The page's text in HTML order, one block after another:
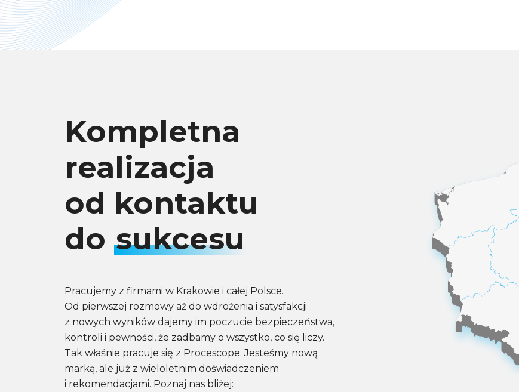
Kompletna
realizacja
od kontaktu
do sukcesu
Pracujemy z firmami w Krakowie i całej Polsce.
Od pierwszej rozmowy aż do wdrożenia i satysfakcji
z nowych wyników dajemy im poczucie bezpieczeństwa,
kontroli i pewności, że zadbamy o wszystko, co się liczy.
Tak właśnie pracuje się z Procescope. Jesteśmy nową
marką, ale już z wieloletnim doświadczeniem
i rekomendacjami. Poznaj nas bliżej: